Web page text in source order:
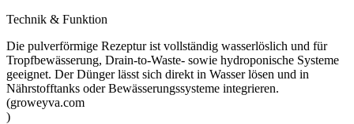
Technik & Funktion
Die pulverförmige Rezeptur ist vollständig wasserlöslich und für
Tropfbewässerung, Drain-to-Waste- sowie hydroponische Systeme
geeignet. Der Dünger lässt sich direkt in Wasser lösen und in
Nährstofftanks oder Bewässerungssysteme integrieren.
(groweyva.com
)